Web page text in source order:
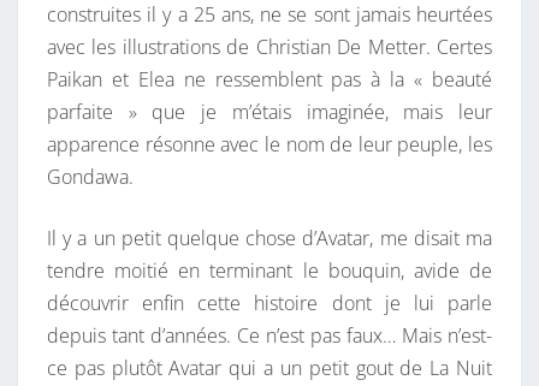
construites il y a 25 ans, ne se sont jamais heurtées
avec les illustrations de Christian De Metter. Certes
Paikan et Elea ne ressemblent pas à la « beauté
parfaite » que je m’étais imaginée, mais leur
apparence résonne avec le nom de leur peuple, les
Gondawa.
Il y a un petit quelque chose d’Avatar, me disait ma
tendre moitié en terminant le bouquin, avide de
découvrir enfin cette histoire dont je lui parle
depuis tant d’années. Ce n’est pas faux… Mais n’est-
ce pas plutôt Avatar qui a un petit gout de La Nuit